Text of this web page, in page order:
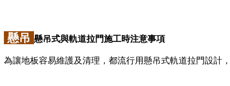
懸吊 懸吊式與軌道拉門施工時注意事項
為讓地板容易維護及清理，都流行用懸吊式軌道拉門設計